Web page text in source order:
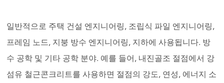
일반적으로 주택 건설 엔지니어링, 조립식 파일 엔지니어링,
프레임 노드, 지붕 방수 엔지니어링, 지하에 사용됩니다. 방
수 공학 및 기타 공학 분야. 예를 들어, 내진골조 절점에서 강
섬유 철근콘크리트를 사용하면 절점의 강도, 연성, 에너지 소